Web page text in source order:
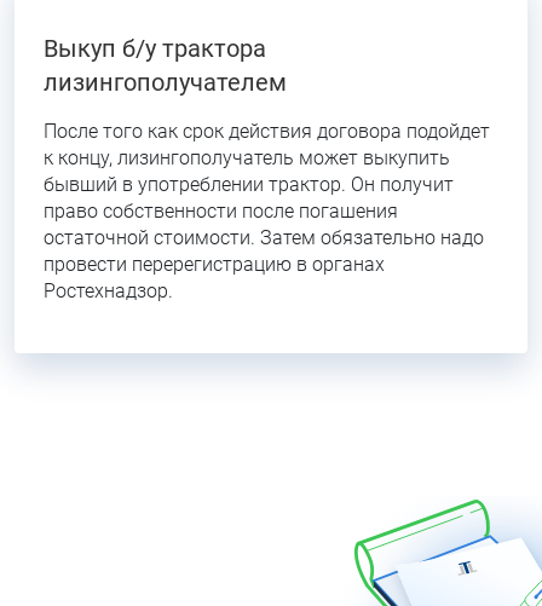
Выкуп б/у трактора
лизингополучателем
После того как срок действия договора подойдет
к концу, лизингополучатель может выкупить
бывший в употреблении трактор. Он получит
право собственности после погашения
остаточной стоимости. Затем обязательно надо
провести перерегистрацию в органах
Ростехнадзор.